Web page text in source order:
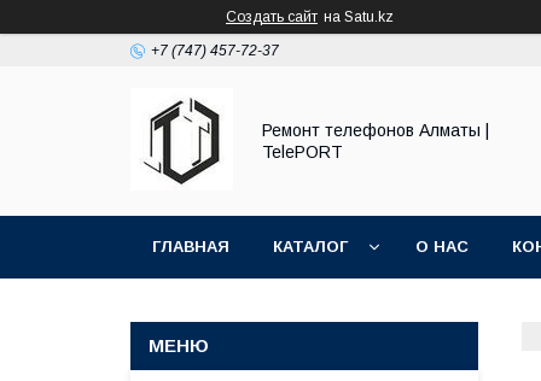
Создать сайт на Satu.kz
+7 (747) 457-72-37
Ремонт телефонов Алматы |
TelePORT
ГЛАВНАЯ КАТАЛОГ О НАС